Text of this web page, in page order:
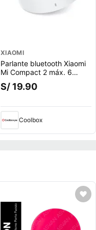
XIAOMI
Parlante bluetooth Xiaomi
Mi Compact 2 máx. 6
horas, blanco
S/ 19.90
Coolbox